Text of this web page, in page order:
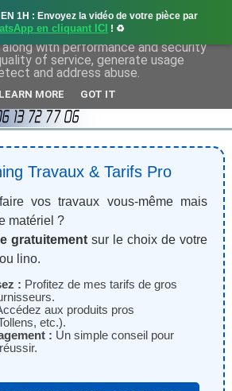
1H : Envoyez la vidéo de votre pièce par
en cliquant ICI ! ♻️
Travaux & Tarifs Pro
vos travaux vous-même mais
matériel ?
gratuitementsur le choix de votre
lino.
: Profitez de mes tarifs de gros
aux produits pros
etc.).
: Un simple conseil pour
from Google to deliver its services
Your IP address and user-agent are
with performance and security
of service, generate usage
and address abuse.
LEARN MORE GOT IT